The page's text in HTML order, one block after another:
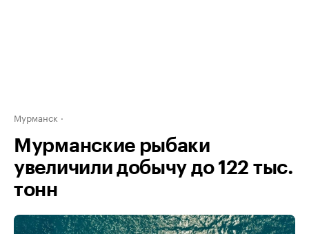
Мурманск
Мурманские рыбаки
увеличили добычу до 122 тыс.
тонн